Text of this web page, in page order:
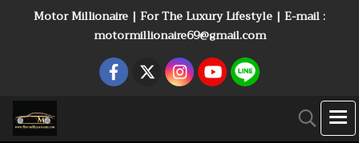
Motor Millionaire | For The Luxury Lifestyle | E-mail :
motormillionaire69@gmail.com